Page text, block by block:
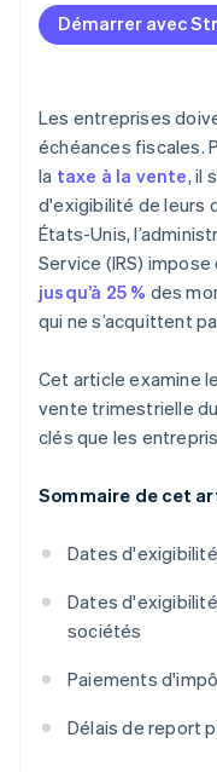
Quand les
dus ?
estimatifs
Comment effectuer
Démarrer avec
Les entreprises
échéances fiscales.
la taxe à la vente, il
d'exigibilité de leurs
États-Unis,
Service (IRS) impose
jusqu’à 25 % des
qui ne s’acquittent
Cet article examine
vente trimestrielle
clés que les
Sommaire de cet
Dates
Dates
sociétés
Paiements
Délais de report